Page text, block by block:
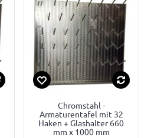
Chromstahl -
Armaturentafel mit 32
Haken + Glashalter 660
mm x 1000 mm